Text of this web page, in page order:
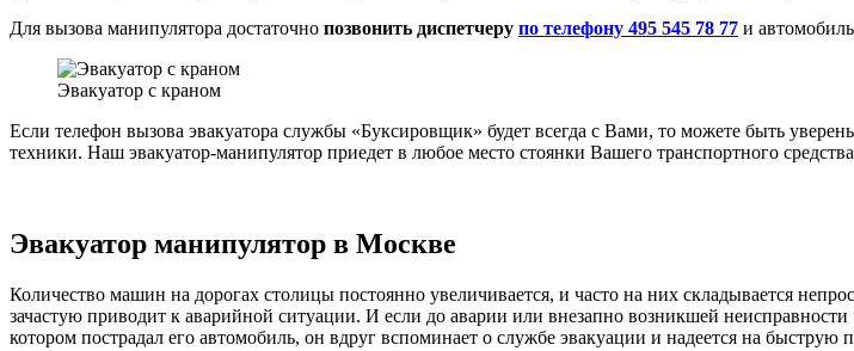
Для вызова манипулятора достаточно позвонить диспетчеру по телефону 495 545 78 77 и
Эвакуатор с краном
Если телефон вызова эвакуатора службы «Буксировщик» будет всегда с Вами, то можете быть
техники. Наш эвакуатор-манипулятор приедет в любое место стоянки Вашего транспортного
Эвакуатор манипулятор в Москве
Количество машин на дорогах столицы постоянно увеличивается, и часто на них складывается
зачастую приводит к аварийной ситуации. И если до аварии или внезапно возникшей
котором пострадал его автомобиль, он вдруг вспоминает о службе эвакуации и надеется на быструю